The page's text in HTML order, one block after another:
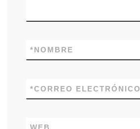
NOMBRE
*
CORREO ELECTRÓNICO
*
WEB